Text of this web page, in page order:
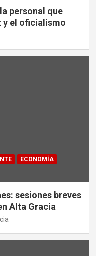
personal que
y el oficialismo
ECONOMÍA
sesiones breves
Alta Gracia